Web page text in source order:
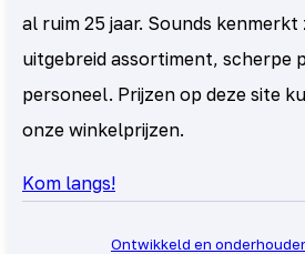
al ruim 25 jaar. Sounds kenmerkt
uitgebreid assortiment, scherpe
personeel. Prijzen op deze site
onze winkelprijzen.
Kom langs!
Ontwikkeld en